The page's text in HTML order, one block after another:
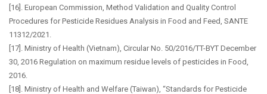
[16]. European Commission, Method Validation and Quality Control
Procedures for Pesticide Residues Analysis in Food and Feed, SANTE
11312/2021.
[17]. Ministry of Health (Vietnam), Circular No. 50/2016/TT-BYT December
30, 2016 Regulation on maximum residue levels of pesticides in Food,
2016.
[18]. Ministry of Health and Welfare (Taiwan), “Standards for Pesticide